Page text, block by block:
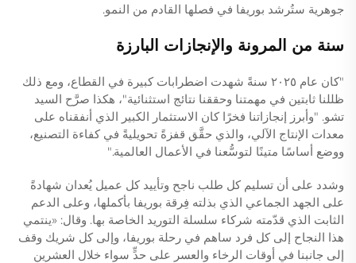
جوهرية ستُرشد بوريفا في فصلها القادم من النمو.
سنة من المرونة والإنجازات البارزة
"كان عام ٢٠٢٥ سنةً شهدت اضطرابات كبيرة في القطاع، ومع ذلك
ظللنا ثابتين في مهمتنا وحققنا نتائج استثنائية"، هكذا صرَّح السيد
تشو. "وأبرز إنجازاتنا فخرًا كان الاستثمار الكبير الذي أنفقناه على
معدات الإنتاج الآلي، والذي حقَّق قفزةً تحويليةً في كفاءة التصنيع،
ووضع أساسًا متينًا لتوسُّعنا في الأعمال العالمية."
وشدد على أن تسليم كل طلب ناجح وتأييد كل عميل يُعدان شهادةً
على الجهد الجماعي الذي بذلته فِرقة بوريفا بأكملها، وعلى الدعم
الثابت الذي قدّمته شركاء سلسلة التوريد الخاصة بها. وقال: «ينتمي
هذا النجاح إلى كل فرد ساهم في رحلة بوريفا، وإلى كل شريك وقف
إلى جانبنا في أوقات الرخاء والعسر على حدٍّ سواء خلال العشرين